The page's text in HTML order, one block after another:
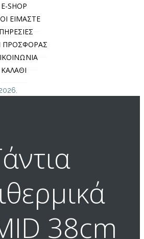
E-SHOP
ΕΙΜΑΣΤΕ
ΠΡΟΣΦΟΡΑΣ
ΚΑΛΑΘΙ
38cm